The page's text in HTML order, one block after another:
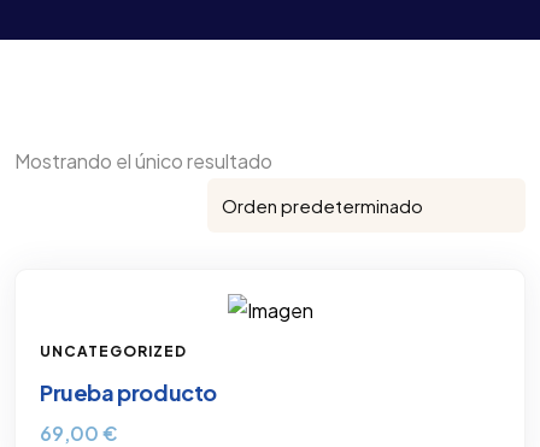
Mostrando el único resultado
UNCATEGORIZED
Prueba producto
69,00€